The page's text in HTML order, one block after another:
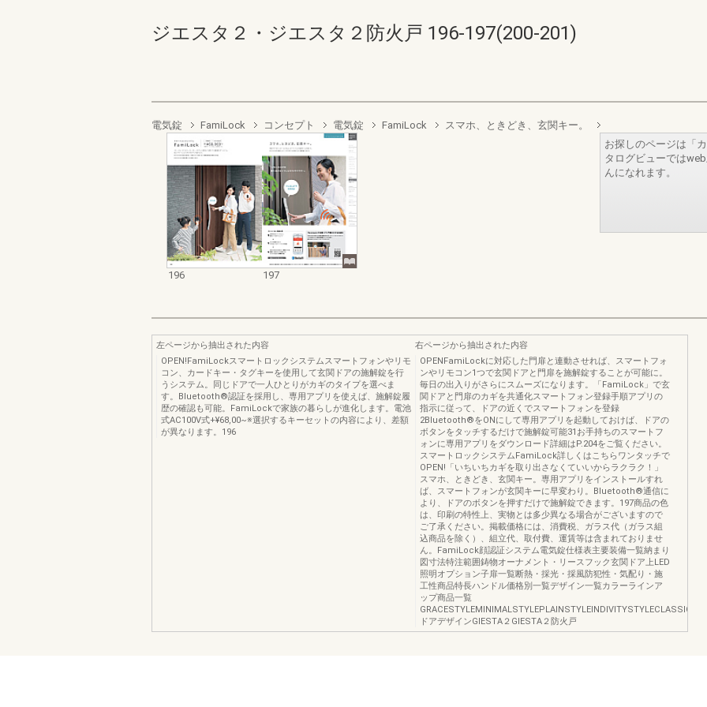
ジエスタ２・ジエスタ２防火戸 196-197(200-201)
電気錠 FamiLock コンセプト 電気錠 FamiLock スマホ、ときどき、玄関キー。
196 197
お探しのページは「
タログビューでは
んになれます。
左ページから抽出された内容
OPEN!FamiLockスマートロックシステムスマートフォンやリモ
コン、カードキー・タグキーを使用して玄関ドアの施解錠を行
うシステム。同じドアで一人ひとりがカギのタイプを選べま
す。Bluetooth®認証を採用し、専用アプリを使えば、施解錠履
歴の確認も可能。FamiLockで家族の暮らしが進化します。電池
式AC100V式+¥68,00~※選択するキーセットの内容により、差額
が異なります。196
右ページから抽出された内容
OPENFamiLockに対応した門扉と連動させれば、スマートフォ
ンやリモコン1つで玄関ドアと門扉を施解錠することが可能に。
毎日の出入りがさらにスムーズになります。「FamiLock」で玄
関ドアと門扉のカギを共通化スマートフォン登録手順アプリの
指示に従って、ドアの近くでスマートフォンを登録
2Bluetooth®をONにして専用アプリを起動しておけば、ドアの
ボタンをタッチするだけで施解錠可能31お手持ちのスマートフ
ォンに専用アプリをダウンロード詳細はP.204をご覧ください。
スマートロックシステムFamiLock詳しくはこちらワンタッチで
OPEN!「いちいちカギを取り出さなくていいからラクラク！」
スマホ、ときどき、玄関キー。専用アプリをインストールすれ
ば、スマートフォンが玄関キーに早変わり。Bluetooth®通信に
より、ドアのボタンを押すだけで施解錠できます。197商品の色
は、印刷の特性上、実物とは多少異なる場合がございますので
ご了承ください。掲載価格には、消費税、ガラス代（ガラス組
込商品を除く）、組立代、取付費、運賃等は含まれておりませ
ん。FamiLock顔認証システム電気錠仕様表主要装備一覧納まり
図寸法特注範囲鋳物オーナメント・リースフック玄関ドア上LED
照明オプション子扉一覧断熱・採光・採風防犯性・気配り・施
工性商品特長ハンドル価格別一覧デザイン一覧カラーラインア
ップ商品一覧
ドアデザインGIESTA２GIESTA２防火戸